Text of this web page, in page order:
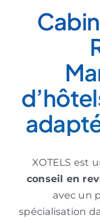
XOTELS est
conseil en
avec un
spécialisation